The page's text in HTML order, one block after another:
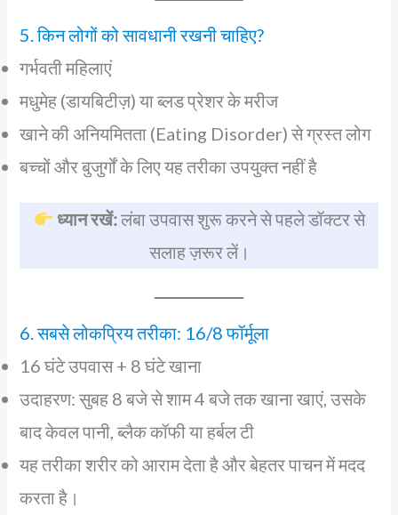
5. किन लोगों को सावधानी रखनी चाहिए?
गर्भवती महिलाएं
मधुमेह (डायबिटीज़) या ब्लड प्रेशर के मरीज
खाने की अनियमितता (Eating Disorder) से ग्रस्त लोग
बच्चों और बुजुर्गों के लिए यह तरीका उपयुक्त नहीं है
ध्यान रखें:लंबा उपवास शुरू करने से पहले डॉक्टर से
सलाह ज़रूर लें।
6. सबसे लोकप्रिय तरीका: 16/8 फॉर्मूला
16 घंटे उपवास + 8 घंटे खाना
उदाहरण: सुबह 8 बजे से शाम 4 बजे तक खाना खाएं, उसके
बाद केवल पानी, ब्लैक कॉफी या हर्बल टी
यह तरीका शरीर को आराम देता है और बेहतर पाचन में मदद
करता है।